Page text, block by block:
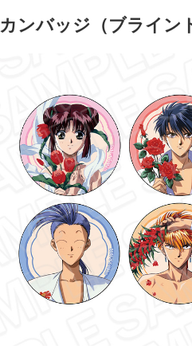
カンバッジ（ブライン